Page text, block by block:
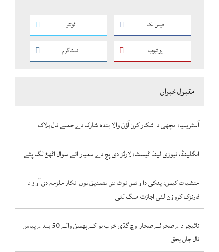
فیس بک ٹوئٹر
یو ٹیوب انسٹاگرام
مقبول خبراں
آسٹریلیا: مچھی دا شکار کرن آؤݨ والا بندہ شارک دے حملے نال ہلاک
انگلینڈ، نیوزی لینڈ ٹیسٹ: لارڈز دی پچ دے معیار اتے سوال اٹھݨ لگ پئے
منشیات کیس: پنکی دا وائس نوٹ دی تصدیق توں انکار ملزمہ دی آواز دا
فارنزک کرواؤن لئی اجازت منگ لئی
نائیجر دے صحرائے صحارا وچ گڈی خراب ہو کے پھسݨ والے 50 بندے پیاس
نال جاں بحق